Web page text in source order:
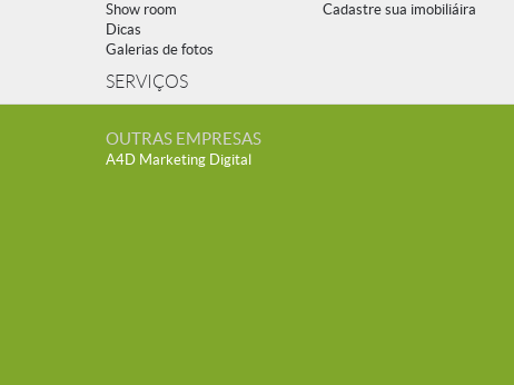
Show room
Dicas
Galerias de fotos
SERVIÇOS
Cadastre sua imobiliáira
OUTRAS EMPRESAS
A4D Marketing Digital